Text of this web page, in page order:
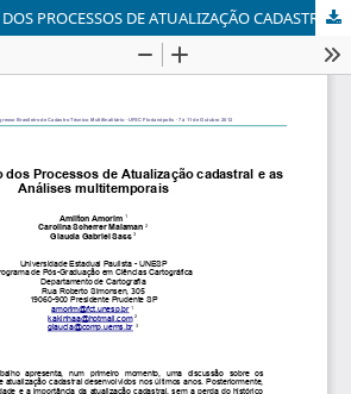
A MODERNIZAÇÃO DOS PROCESSOS DE ATUALIZAÇÃO CADASTRAL E AS ANÁLISES MULTITEMPORAIS